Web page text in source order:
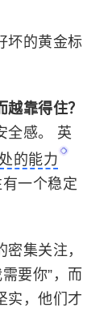
坏的黄金标
靠得住？
全感。 英
的能力
一个稳定
集关注，
要你”，而
实，他们才